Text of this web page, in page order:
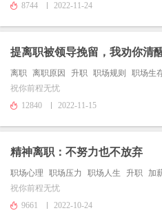
8744
2022-11-24
提离职被领导挽留，我劝你清
离职 离职原因 升职 职场规则
职场生
祝你前程无忧
12840
2022-11-15
精神离职：不努力也不放弃
职场心理 职场压力 职场人生 升职
加
祝你前程无忧
9661
2022-10-24